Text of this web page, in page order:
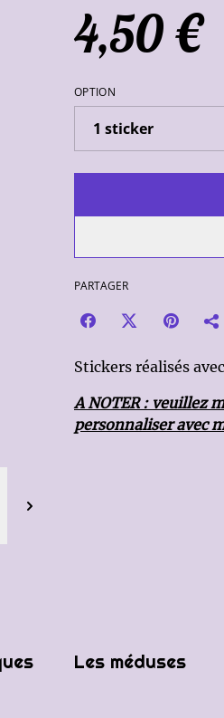
4,50 €
OPTION
PARTAGER
Stickers réalisés
A NOTER : veuillez
personnaliser avec
Les méduses